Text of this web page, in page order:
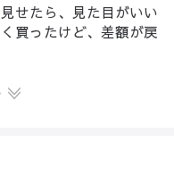
せたら、見た目がいい
買ったけど、差額が戻